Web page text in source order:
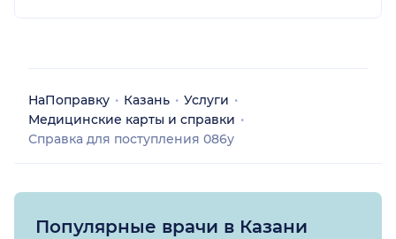
НаПоправку Казань
Услуги
Медицинские карты и справки
Справка для поступления 086у
Популярные врачи в Казани